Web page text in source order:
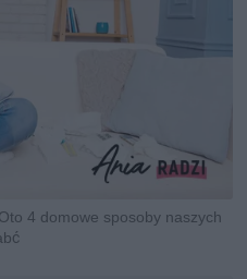
4 domowe sposoby naszych